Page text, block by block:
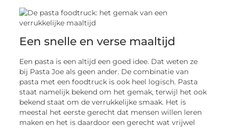
Een snelle en verse maaltijd
Een pasta is een altijd een goed idee. Dat weten ze
bij Pasta Joe als geen ander. De combinatie van
pasta met een foodtruck is ook heel logisch. Pasta
staat namelijk bekend om het gemak, terwijl het ook
bekend staat om de verrukkelijke smaak. Het is
meestal het eerste gerecht dat mensen willen leren
maken en het is daardoor een gerecht wat vrijwel